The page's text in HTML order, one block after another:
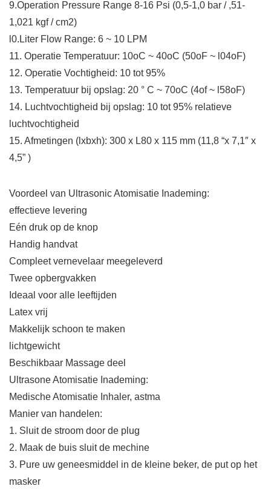
9.Operation Pressure Range 8-16 Psi (0,5-1,0 bar / ,51-
1,021 kgf / cm2)
l0.Liter Flow Range: 6 ~ 10 LPM
11. Operatie Temperatuur: 10oC ~ 40oC (50oF ~ l04oF)
12. Operatie Vochtigheid: 10 tot 95%
13. Temperatuur bij opslag: 20 ° C ~ 70oC (4of ~ l58oF)
14. Luchtvochtigheid bij opslag: 10 tot 95% relatieve
luchtvochtigheid
15. Afmetingen (lxbxh): 300 x L80 x 115 mm (11,8 “x 7,1″ x
4,5” )
Voordeel van Ultrasonic Atomisatie Inademing:
effectieve levering
Eén druk op de knop
Handig handvat
Compleet vernevelaar meegeleverd
Twee opbergvakken
Ideaal voor alle leeftijden
Latex vrij
Makkelijk schoon te maken
lichtgewicht
Beschikbaar Massage deel
Ultrasone Atomisatie Inademing:
Medische Atomisatie Inhaler, astma
Manier van handelen:
1. Sluit de stroom door de plug
2. Maak de buis sluit de mechine
3. Pure uw geneesmiddel in de kleine beker, de put op het
masker